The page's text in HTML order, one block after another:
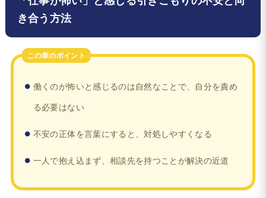
き合う方法
この章のポイント
働くのが怖いと感じるのは自然なことで、自分を責め
る必要はない
不安の正体を言葉にすると、対処しやすくなる
一人で抱え込まず、相談先を持つことが解決の近道